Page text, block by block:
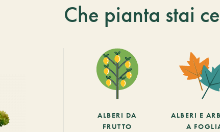
Che pianta stai
ALBERI DA
FRUTTO
ALBERI E
A